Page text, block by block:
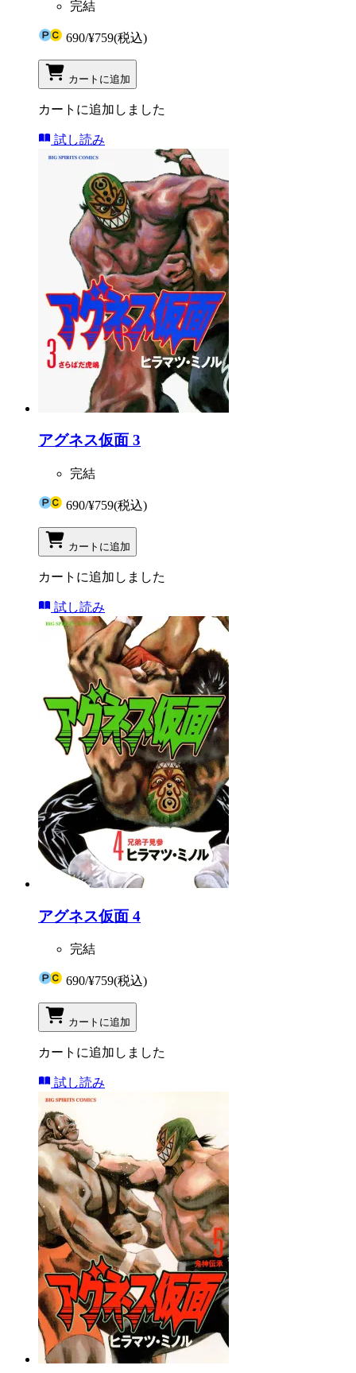
完結
690/¥759(税込)
カートに追加
カートに追加しました
試し読み
アグネス仮面 3
完結
690/¥759(税込)
カートに追加
カートに追加しました
試し読み
アグネス仮面 4
完結
690/¥759(税込)
カートに追加
カートに追加しました
試し読み